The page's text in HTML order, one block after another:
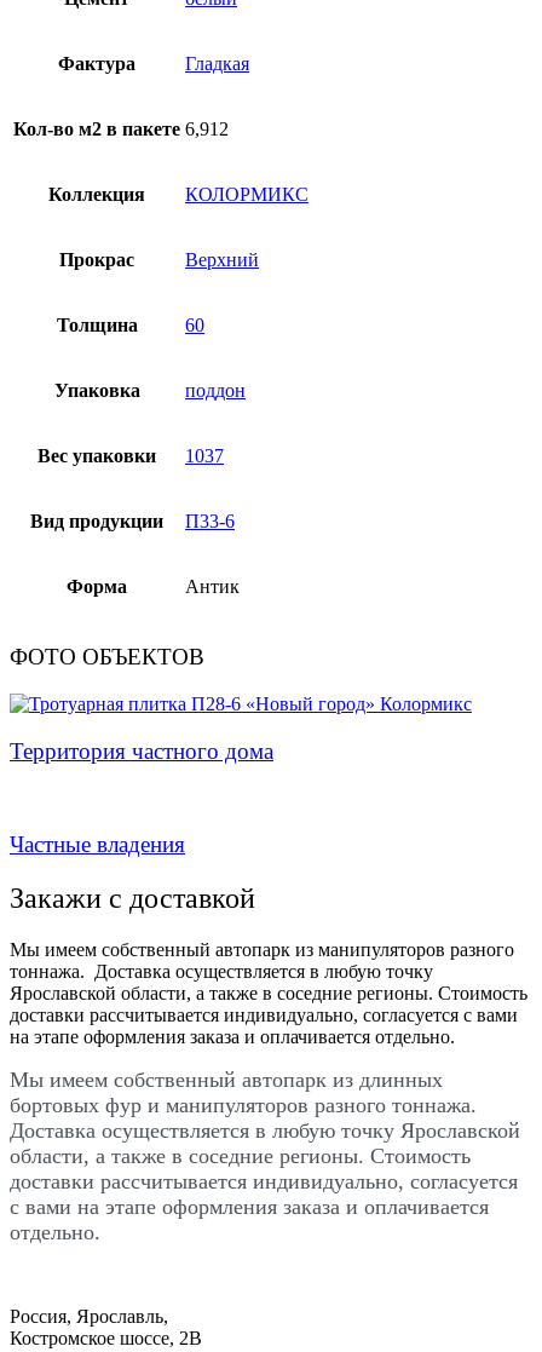
Фактура Гладкая
Кол-во м2 в пакете 6,912
Коллекция КОЛОРМИКС
Прокрас Верхний
Толщина 60
Упаковка поддон
Вес упаковки 1037
Вид продукции П33-6
Форма Антик
ФОТО ОБЪЕКТОВ
Территория частного дома
Частные владения
Закажи с доставкой
Мы имеем собственный автопарк из манипуляторов разного
тоннажа. Доставка осуществляется в любую точку
Ярославской области, а также в соседние регионы. Стоимость
доставки рассчитывается индивидуально, согласуется с вами
на этапе оформления заказа и оплачивается отдельно.
Мы имеем собственный автопарк из длинных
бортовых фур и манипуляторов разного тоннажа.
Доставка осуществляется в любую точку Ярославской
области, а также в соседние регионы. Стоимость
доставки рассчитывается индивидуально, согласуется
с вами на этапе оформления заказа и оплачивается
отдельно.
Россия, Ярославль,
Костромское шоссе, 2В